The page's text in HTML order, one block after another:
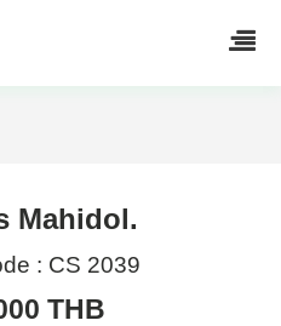
Mahidol.
: CS 2039
THB